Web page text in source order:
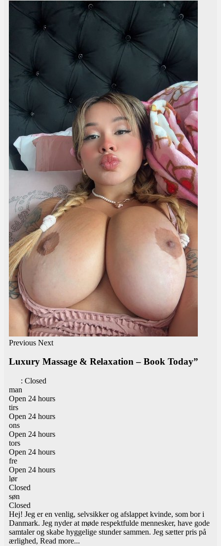
Previous Next
Luxury Massage & Relaxation – Book Today”
: Closed
man
Open 24 hours
tirs
Open 24 hours
ons
Open 24 hours
tors
Open 24 hours
fre
Open 24 hours
lør
Closed
søn
Closed
Hej! Jeg er en venlig, selvsikker og afslappet kvinde, som bor i
Danmark. Jeg nyder at møde respektfulde mennesker, have gode
samtaler og skabe hyggelige stunder sammen. Jeg sætter pris på
ærlighed, Read more...